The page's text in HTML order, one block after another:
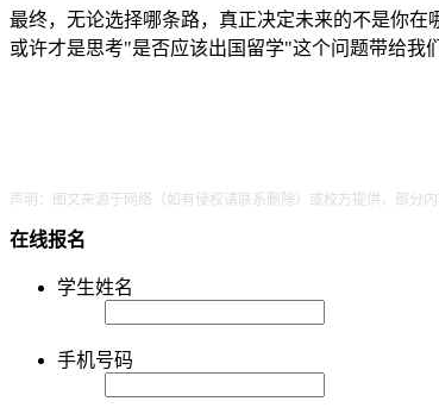
最终，无论选择哪条路，真正决定未来的不是你
或许才是思考"是否应该出国留学"这个问题带给我
声明：图文来源于网络（如有侵权请联系删除）或校方提供，部分
在线报名
学生姓名
手机号码